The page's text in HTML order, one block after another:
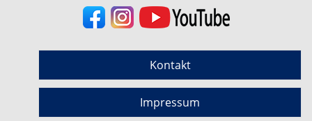
Kontakt
Impressum